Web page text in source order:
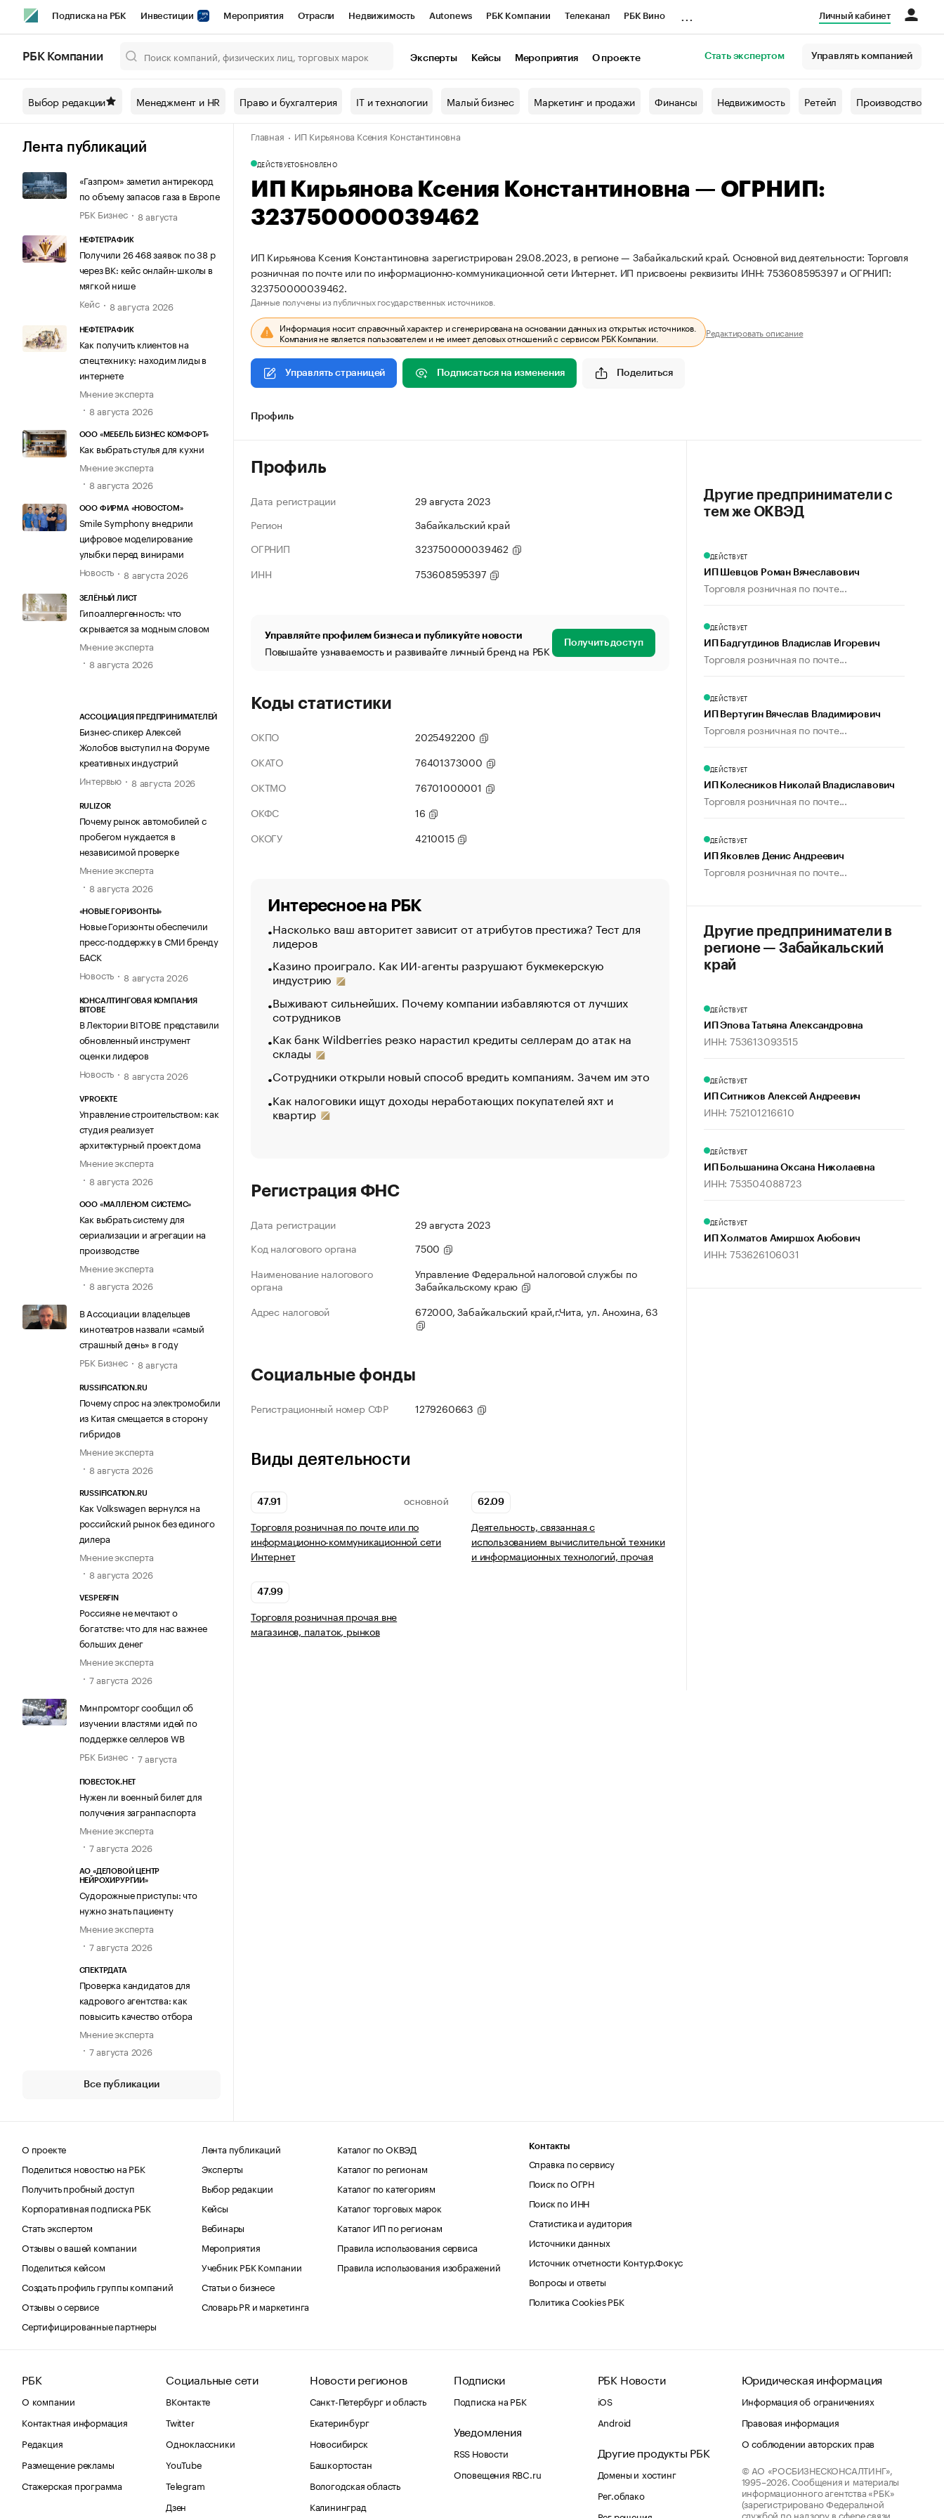
Подписка на РБК Инвестиции Мероприятия Отрасли Недвижимость Autonews РБК Компании Телеканал РБК Вино
Спецпроекты СПб Конференции СПб Спецпроекты Проверка контрагентов
Технологии и медиа Рынок наличной валюты
Личный кабинет
РБК Компании Эксперты Кейсы Мероприятия О проекте Стать экспертом Управлять компанией
Выбор редакции Менеджмент и HR Право и бухгалтерия IT и технологии Малый бизнес Маркетинг и продажи Финансы Недвижимость Ретейл Производство
Лента публикаций
«Газпром» заметил антирекорд
по объему запасов газа в Европе
РБК Бизнес
8 августа
НЕФТЕТРАФИК
Получили 26 468 заявок по 38 р
через ВК: кейс онлайн-школы в
мягкой нише
Кейс
8 августа 2026
НЕФТЕТРАФИК
Как получить клиентов на
спецтехнику: находим лиды в
интернете
Мнение эксперта
8 августа 2026
ООО «МЕБЕЛЬ БИЗНЕС КОМФОРТ»
Как выбрать стулья для кухни
Мнение эксперта
8 августа 2026
ООО ФИРМА «НОВОСТОМ»
Smile Symphony внедрили
цифровое моделирование
улыбки перед винирами
Новость
8 августа 2026
ЗЕЛЁНЫЙ ЛИСТ
Гипоаллергенность: что
скрывается за модным словом
Мнение эксперта
8 августа 2026
АССОЦИАЦИЯ ПРЕДПРИНИМАТЕЛЕЙ
Бизнес-спикер Алексей
Жолобов выступил на Форуме
креативных индустрий
Интервью
8 августа 2026
RULIZOR
Почему рынок автомобилей с
пробегом нуждается в
независимой проверке
Мнение эксперта
8 августа 2026
«НОВЫЕ ГОРИЗОНТЫ»
Новые Горизонты обеспечили
пресс-поддержку в СМИ бренду
БАСК
Новость
8 августа 2026
КОНСАЛТИНГОВАЯ КОМПАНИЯ
BITOBE
В Лектории BITOBE представили
обновленный инструмент
оценки лидеров
Новость
8 августа 2026
VPROEKTE
Управление строительством: как
студия реализует
архитектурный проект дома
Мнение эксперта
8 августа 2026
ООО «МАЛЛЕНОМ СИСТЕМС»
Как выбрать систему для
сериализации и агрегации на
производстве
Мнение эксперта
8 августа 2026
В Ассоциации владельцев
кинотеатров назвали «самый
страшный день» в году
РБК Бизнес
8 августа
RUSSIFICATION.RU
Почему спрос на электромобили
из Китая смещается в сторону
гибридов
Мнение эксперта
8 августа 2026
RUSSIFICATION.RU
Как Volkswagen вернулся на
российский рынок без единого
дилера
Мнение эксперта
8 августа 2026
VESPERFIN
Россияне не мечтают о
богатстве: что для нас важнее
больших денег
Мнение эксперта
7 августа 2026
Минпромторг сообщил об
изучении властями идей по
поддержке селлеров WB
РБК Бизнес
7 августа
ПОВЕСТОК.НЕТ
Нужен ли военный билет для
получения загранпаспорта
Мнение эксперта
7 августа 2026
АО «ДЕЛОВОЙ ЦЕНТР
НЕЙРОХИРУРГИИ»
Судорожные приступы: что
нужно знать пациенту
Мнение эксперта
7 августа 2026
СПЕКТРДАТА
Проверка кандидатов для
кадрового агентства: как
повысить качество отбора
Мнение эксперта
7 августа 2026
Все публикации
Главная ИП Кирьянова Ксения Константиновна
ДЕЙСТВУЕТОБНОВЛЕНО
ИП Кирьянова Ксения Константиновна — ОГРНИП:
323750000039462
ИП Кирьянова Ксения Константиновна зарегистрирован 29.08.2023, в регионе — Забайкальский край. Основной вид деятельности: Торговля
розничная по почте или по информационно-коммуникационной сети Интернет. ИП присвоены реквизиты ИНН: 753608595397 и ОГРНИП:
323750000039462.
Данные получены из публичных государственных источников.
Информация носит справочный характер и сгенерирована на основании данных из открытых источников.
Компания не является пользователем и не имеет деловых отношений с сервисом РБК Компании. Редактировать описание
Управлять страницей Подписаться на изменения Поделиться
Профиль
Профиль
Дата регистрации
29 августа 2023
Регион
Забайкальский край
ОГРНИП
323750000039462
ИНН
753608595397
Управляйте профилем бизнеса и публикуйте новости
Повышайте узнаваемость и развивайте личный бренд на РБК Получить доступ
Коды статистики
ОКПО
2025492200
ОКАТО
76401373000
ОКТМО
76701000001
ОКФС
16
ОКОГУ
4210015
Интересное на РБК
Насколько ваш авторитет зависит от атрибутов престижа? Тест для
лидеров
Казино проиграло. Как ИИ-агенты разрушают букмекерскую
индустрию
Выживают сильнейших. Почему компании избавляются от лучших
сотрудников
Как банк Wildberries резко нарастил кредиты селлерам до атак на
склады
Сотрудники открыли новый способ вредить компаниям. Зачем им это
Как налоговики ищут доходы неработающих покупателей яхт и
квартир
«От спорта тело стареет иначе». Как живет глава
создавшей GTA
«Деньги будут не нужны»: что рассказал Маск в
Economist
Функции менеджмента: пять ключевых основ
управления
ЕС разрешил конфискацию российской нефти —
Стресс обеспеченных людей: почему рост доходов
Что обвинения против Павла Дурова значат для
Регистрация ФНС
Дата регистрации
29 августа 2023
Код налогового органа
7500
Наименование налогового
органа
Управление Федеральной налоговой службы по
Забайкальскому краю
Адрес налоговой
672000, Забайкальский край,г.Чита, ул. Анохина, 63
Социальные фонды
Регистрационный номер СФР 1279260663
Виды деятельности
47.91 ОСНОВНОЙ
Торговля розничная по почте или по
информационно-коммуникационной сети
Интернет
62.09
Деятельность, связанная с
использованием вычислительной техники
и информационных технологий, прочая
47.99
Торговля розничная прочая вне
магазинов, палаток, рынков
Другие предприниматели с
тем же ОКВЭД
ДЕЙСТВУЕТ
ИП Шевцов Роман Вячеславович
Торговля розничная по почте...
ДЕЙСТВУЕТ
ИП Бадгутдинов Владислав Игоревич
Торговля розничная по почте...
ДЕЙСТВУЕТ
ИП Вертугин Вячеслав Владимирович
Торговля розничная по почте...
ДЕЙСТВУЕТ
ИП Колесников Николай Владиславович
Торговля розничная по почте...
ДЕЙСТВУЕТ
ИП Яковлев Денис Андреевич
Торговля розничная по почте...
Другие предприниматели в
регионе — Забайкальский
край
ДЕЙСТВУЕТ
ИП Эпова Татьяна Александровна
ИНН: 753613093515
ДЕЙСТВУЕТ
ИП Ситников Алексей Андреевич
ИНН: 752101216610
ДЕЙСТВУЕТ
ИП Большанина Оксана Николаевна
ИНН: 753504088723
ДЕЙСТВУЕТ
ИП Холматов Амиршох Аюбович
ИНН: 753626106031
О проекте
Поделиться новостью на РБК
Получить пробный доступ
Корпоративная подписка РБК
Стать экспертом
Отзывы о вашей компании
Поделиться кейсом
Создать профиль группы компаний
Отзывы о сервисе
Сертифицированные партнеры
Лента публикаций
Эксперты
Выбор редакции
Кейсы
Вебинары
Мероприятия
Учебник РБК Компании
Статьи о бизнесе
Словарь PR и маркетинга
Каталог по ОКВЭД
Каталог по регионам
Каталог по категориям
Каталог торговых марок
Каталог ИП по регионам
Правила использования сервиса
Правила использования изображений
Контакты
Справка по сервису
Поиск по ОГРН
Поиск по ИНН
Статистика и аудитория
Источники данных
Источник отчетности Контур.Фокус
Вопросы и ответы
Политика Cookies РБК
РБК
О компании
Контактная информация
Редакция
Размещение рекламы
Стажерская программа
Социальные сети
ВКонтакте
Twitter
Одноклассники
YouTube
Telegram
Дзен
Новости регионов
Санкт-Петербург и область
Екатеринбург
Новосибирск
Башкортостан
Вологодская область
Калининград
Подписки
Подписка на РБК
Уведомления
RSS Новости
Оповещения RBC.ru
РБК Новости
iOS
Android
Другие продукты РБК
Домены и хостинг
Рег.облако
Юридическая информация
Информация об ограничениях
Правовая информация
О соблюдении авторских прав
© АО «РОСБИЗНЕСКОНСАЛТИНГ»,
1995–2026. Сообщения и материалы
информационного агентства «РБК»
(зарегистрировано Федеральной
службой по надзору в сфере связи,